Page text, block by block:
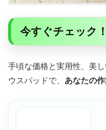
今すぐチェック！
手頃な価格と実用性、美
ウスパッドで、 あなたの